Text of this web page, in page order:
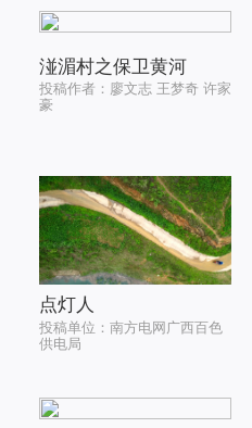
湴湄村之保卫黄河
投稿作者：廖文志 王梦奇 许家
豪
点灯人
投稿单位：南方电网广西百色
供电局